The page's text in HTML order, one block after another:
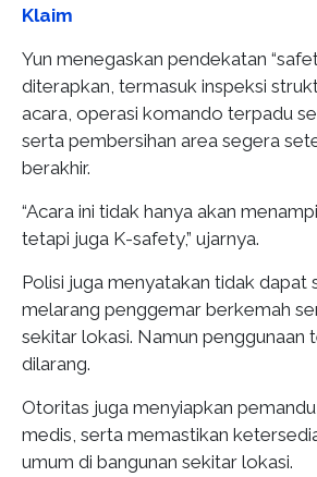
Klaim
Yun menegaskan pendekatan
diterapkan, termasuk inspeksi
acara, operasi komando terpadu
serta pembersihan area segera
berakhir.
“Acara ini tidak hanya akan
tetapi juga K-safety,” ujarnya.
Polisi juga menyatakan tidak dapat
melarang penggemar berkemah
sekitar lokasi. Namun penggunaan
dilarang.
Otoritas juga menyiapkan
medis, serta memastikan
umum di bangunan sekitar lokasi.